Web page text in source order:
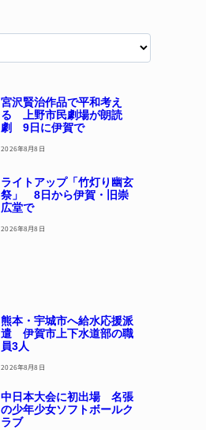
宮沢賢治作品で平和考え
る 上野市民劇場が朗読
劇 9日に伊賀で
2026年8月8日
ライトアップ「竹灯り幽玄
祭」 8日から伊賀・旧崇
広堂で
2026年8月8日
熊本・宇城市へ給水応援派
遣 伊賀市上下水道部の職
員3人
2026年8月8日
中日本大会に初出場 名張
の少年少女ソフトボールク
ラブ